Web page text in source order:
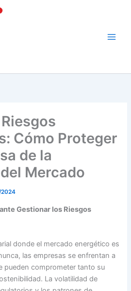
Cómo Proteger
de la
Mercado
2024
Gestionar los Riesgos
donde el mercado energético es
las empresas se enfrentan a
pueden comprometer tanto su
La volatilidad de